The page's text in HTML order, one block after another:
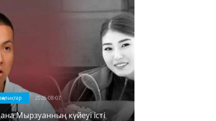
2026-08-07
Мырзуанның күйеуі істі